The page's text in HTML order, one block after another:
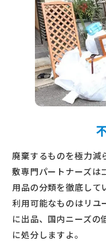
廃棄するものを極力減
敷専門パートナーズは
用品の分類を徹底して
利用可能なものはリユ
に出品、国内ニーズの
に処分しますよ。